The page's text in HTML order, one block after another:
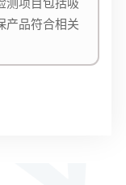
测项目包括吸
产品符合相关